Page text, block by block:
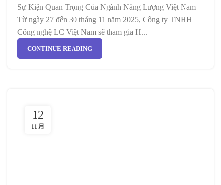
Sự Kiện Quan Trọng Của Ngành Năng Lượng Việt Nam
Từ ngày 27 đến 30 tháng 11 năm 2025, Công ty TNHH
Công nghệ LC Việt Nam sẽ tham gia H...
CONTINUE READING
12
11 月